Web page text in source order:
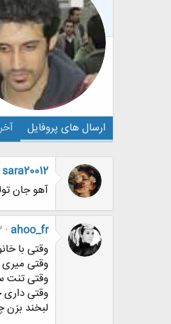
ارسال های پروفایل
sara20012
آهو جان
ahoo_fr
وقتی با
وقتی میری
وقتی تنت
وقتی داری
لبخند